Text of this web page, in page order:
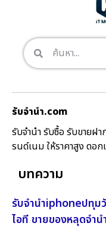
รับจํานํา.com
รับจำนำ รับซื้อ รับขายฝ
รนด์เนม ให้ราคาสูง ดอก
บทความ
รับจำนำiphoneปทุม
ไอที ขายของหลุดจำ